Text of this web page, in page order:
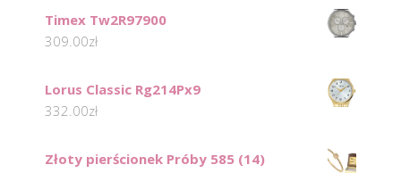
Timex Tw2R97900
309.00zł
Lorus Classic Rg214Px9
332.00zł
Złoty pierścionek Próby 585 (14)